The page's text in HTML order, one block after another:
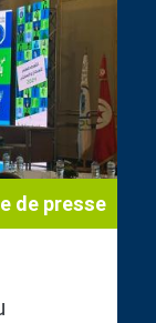
de presse